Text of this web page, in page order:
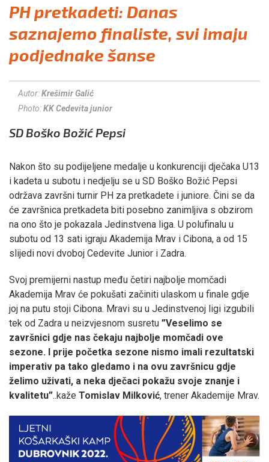
PH pretkadeti: Danas
saznajemo finaliste, svi imaju
podjednake šanse
Autor:Krešimir Galić
Photo:KK Cedevita junior
SD Boško Božić Pepsi
Nakon što su podijeljene medalje u konkurenciji dječaka U13
i kadeta u subotu i nedjelju se u SD Boško Božić Pepsi
održava završni turnir PH za pretkadete i juniore. Čini se da
će završnica pretkadeta biti posebno zanimljiva s obzirom
na ono što je pokazala Jedinstvena liga. U polufinalu u
subotu od 13 sati igraju Akademija Mrav i Cibona, a od 15
slijedi novi dvoboj Cedevite Junior i Zadra.
Svoj premijerni nastup među četiri najbolje momčadi
Akademija Mrav će pokušati začiniti ulaskom u finale gdje
joj na putu stoji Cibona. Mravi su u Jedinstvenoj ligi izgubili
tek od Zadra u neizvjesnom susretu ”Veselimo se
završnici gdje nas čekaju najbolje momčadi ove
sezone. I prije početka sezone nismo imali rezultatski
imperativ pa tako gledamo i na ovu završnicu gdje
želimo uživati, a neka dječaci pokažu svoje znanje i
kvalitetu”..kaže Tomislav Milković, trener Akademije Mrav.